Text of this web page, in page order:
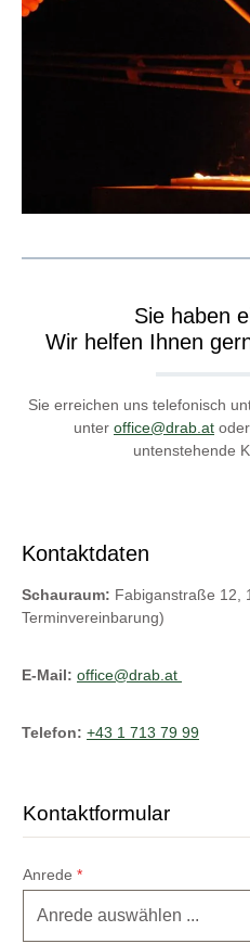
Sie haben
Wir helfen Ihnen
Sie erreichen uns telefonisch
unter office@drab.at
untenstehende
Kontaktdaten
Schauraum: Fabiganstraße 12,
Terminvereinbarung)
E-Mail: office@drab.at
Telefon: +43 1 713 79 99
Kontaktformular
Anrede *